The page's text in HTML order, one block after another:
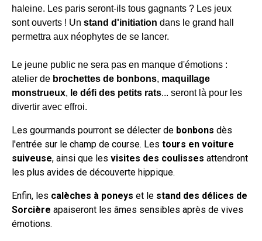
haleine. Les paris seront-ils tous gagnants ? Les jeux
sont ouverts ! Un stand d'initiation dans le grand hall
permettra aux néophytes de se lancer.
Le jeune public ne sera pas en manque d'émotions :
atelier de brochettes de bonbons, maquillage
monstrueux, le défi des petits rats... seront là pour les
divertir avec effroi.
Les gourmands pourront se délecter de bonbons dès
l'entrée sur le champ de course. Les tours en voiture
suiveuse, ainsi que les visites des coulisses attendront
les plus avides de découverte hippique.
Enfin, les calèches à poneys et le stand des délices de
Sorcière apaiseront les âmes sensibles après de vives
émotions.